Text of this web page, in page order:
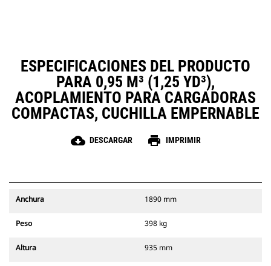
ESPECIFICACIONES DEL PRODUCTO
PARA 0,95 M³ (1,25 YD³),
ACOPLAMIENTO PARA CARGADORAS
COMPACTAS, CUCHILLA EMPERNABLE
cloud_download DESCARGAR print IMPRIMIR
Anchura 1890 mm
Peso 398 kg
Altura 935 mm